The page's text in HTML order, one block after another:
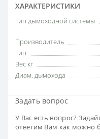
ХАРАКТЕРИСТИКИ
Тип дымоходной системы
Производитель
Тип
Вес кг
Диам. дымохода
Задать вопрос
У Вас есть вопрос?
ответим Вам как можно